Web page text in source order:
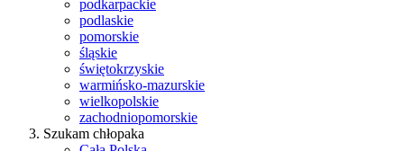
podkarpackie
podlaskie
pomorskie
śląskie
świętokrzyskie
warmińsko-mazurskie
wielkopolskie
zachodniopomorskie
Szukam chłopaka